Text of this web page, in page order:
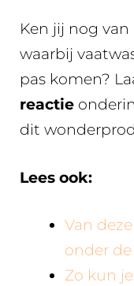
Ken jij nog
waarbij
pas komen?
reactie
dit
Lees ook:
Van
onder
Zo kun